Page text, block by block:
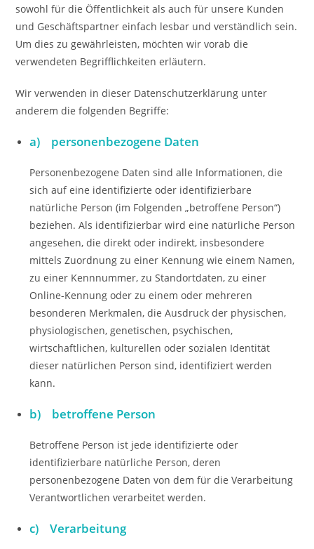
sowohl für die Öffentlichkeit als auch für unsere Kunden
und Geschäftspartner einfach lesbar und verständlich sein.
Um dies zu gewährleisten, möchten wir vorab die
verwendeten Begrifflichkeiten erläutern.
Wir verwenden in dieser Datenschutzerklärung unter
anderem die folgenden Begriffe:
a) personenbezogene Daten
Personenbezogene Daten sind alle Informationen, die
sich auf eine identifizierte oder identifizierbare
natürliche Person (im Folgenden „betroffene Person“)
beziehen. Als identifizierbar wird eine natürliche Person
angesehen, die direkt oder indirekt, insbesondere
mittels Zuordnung zu einer Kennung wie einem Namen,
zu einer Kennnummer, zu Standortdaten, zu einer
Online-Kennung oder zu einem oder mehreren
besonderen Merkmalen, die Ausdruck der physischen,
physiologischen, genetischen, psychischen,
wirtschaftlichen, kulturellen oder sozialen Identität
dieser natürlichen Person sind, identifiziert werden
kann.
b) betroffene Person
Betroffene Person ist jede identifizierte oder
identifizierbare natürliche Person, deren
personenbezogene Daten von dem für die Verarbeitung
Verantwortlichen verarbeitet werden.
c) Verarbeitung